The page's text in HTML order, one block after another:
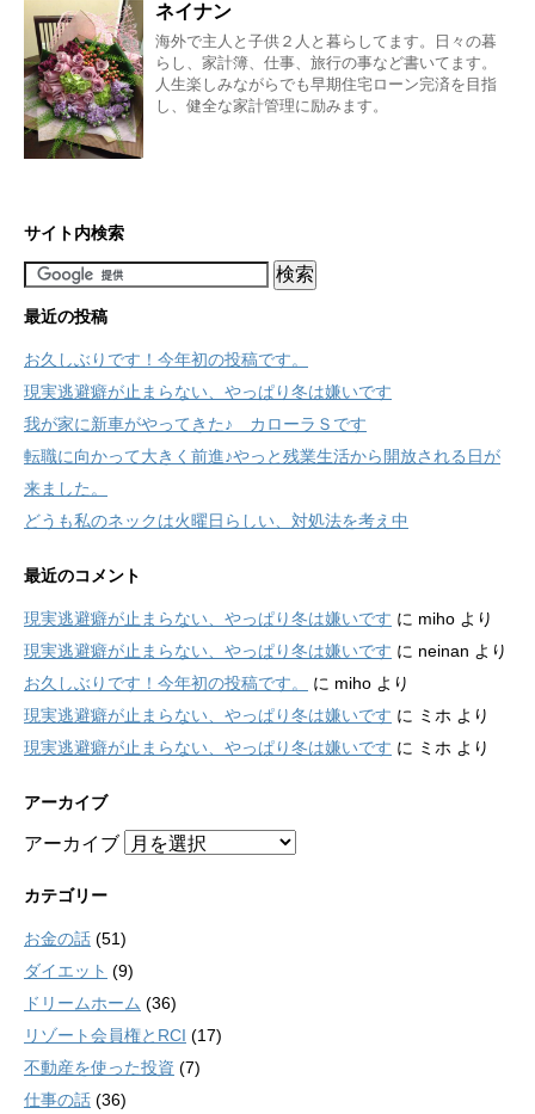
ネイナン
海外で主人と子供２人と暮らしてます。日々の暮
らし、家計簿、仕事、旅行の事など書いてます。
人生楽しみながらでも早期住宅ローン完済を目指
し、健全な家計管理に励みます。
サイト内検索
最近の投稿
お久しぶりです！今年初の投稿です。
現実逃避癖が止まらない、やっぱり冬は嫌いです
我が家に新車がやってきた♪ カローラＳです
転職に向かって大きく前進♪やっと残業生活から開放される日が
来ました。
どうも私のネックは火曜日らしい、対処法を考え中
最近のコメント
現実逃避癖が止まらない、やっぱり冬は嫌いです に miho より
現実逃避癖が止まらない、やっぱり冬は嫌いです に neinan より
お久しぶりです！今年初の投稿です。
に miho より
現実逃避癖が止まらない、やっぱり冬は嫌いです に ミホ より
現実逃避癖が止まらない、やっぱり冬は嫌いです に ミホ より
アーカイブ
アーカイブ
カテゴリー
お金の話 (51)
ダイエット (9)
ドリームホーム (36)
リゾート会員権とRCI (17)
不動産を使った投資 (7)
仕事の話 (36)